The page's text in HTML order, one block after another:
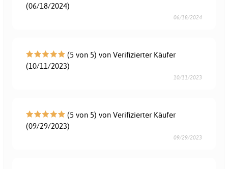
(06/18/2024)
06/18/2024
(5 von 5) von Verifizierter Käufer
(10/11/2023)
10/11/2023
(5 von 5) von Verifizierter Käufer
(09/29/2023)
09/29/2023